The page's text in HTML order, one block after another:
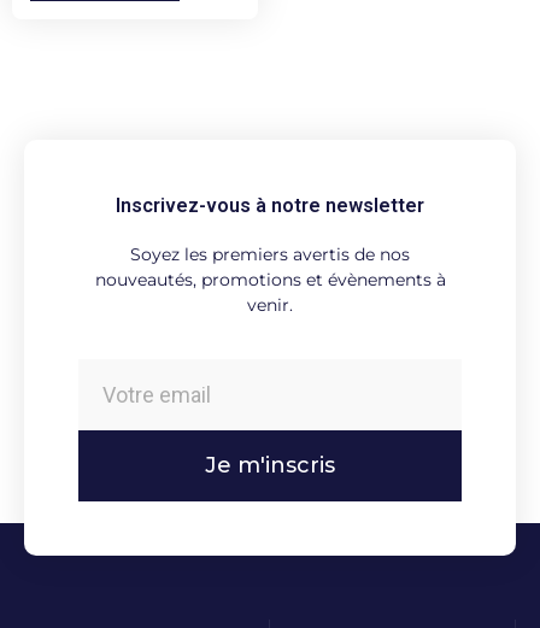
Inscrivez-vous à notre newsletter
Soyez les premiers avertis de nos
nouveautés, promotions et évènements à
venir.
Je m'inscris